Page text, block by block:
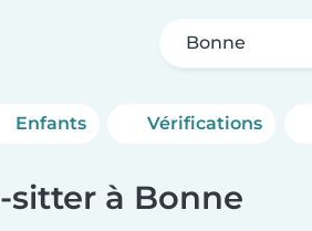
Bonne
Enfants Vérifications
sitter à Bonne